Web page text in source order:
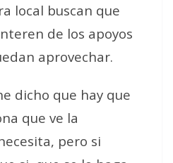
local buscan que
de los apoyos
aprovechar.
dicho que hay que
que ve la
pero si